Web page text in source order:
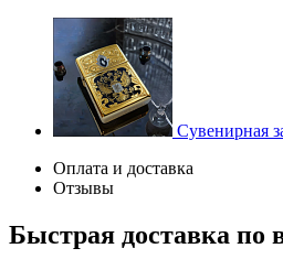
Сувенирная
Оплата и доставка
Отзывы
Быстрая доставка по